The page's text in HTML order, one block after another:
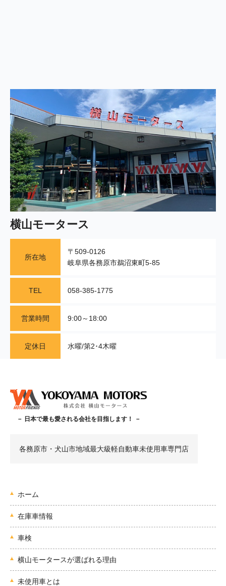
横山モータース
所在地
〒509-0126
岐阜県各務原市鵜沼東町5-85
TEL 058-385-1775
営業時間 9:00～18:00
定休日 水曜/第2･4木曜
－ 日本で最も愛される会社を目指します！ －
各務原市・犬山市地域最大級軽自動車未使用車専門店
ホーム
在庫車情報
車検
横山モータースが選ばれる理由
未使用車とは